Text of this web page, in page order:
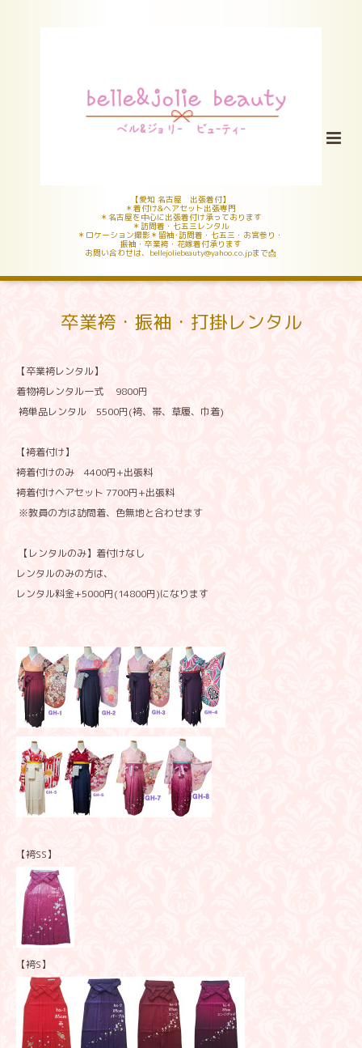
【愛知 名古屋 出張着付】
＊着付け&ヘアセット出張専門
＊名古屋を中心に出張着付け承っております
＊訪問着・七五三レンタル
＊ロケーション撮影＊留袖･訪問着・七五三・お宮参り・
振袖・卒業袴・花嫁着付承ります
お問い合わせは、bellejoliebeauty@yahoo.co.jpまで📩
卒業袴・振袖・打掛レンタル
【卒業袴レンタル】
着物袴レンタル一式 9800円
袴単品レンタル 5500円(袴、帯、草履、巾着)
【袴着付け】
袴着付けのみ 4400円+出張料
袴着付けヘアセット 7700円+出張料
※教員の方は訪問着、色無地と合わせます
【レンタルのみ】着付けなし
レンタルのみの方は、
レンタル料金+5000円(14800円)になります
【袴SS】
【袴S】